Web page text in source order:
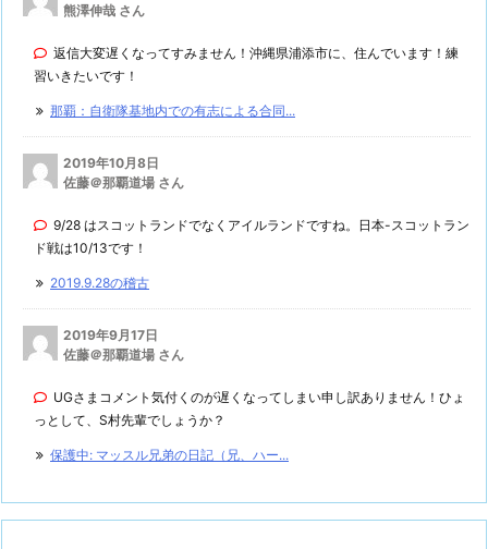
熊澤伸哉 さん
返信大変遅くなってすみません！沖縄県浦添市に、住んでいます！練
習いきたいです！
那覇：自衛隊基地内での有志による合同...
2019年10月8日
佐藤＠那覇道場 さん
9/28 はスコットランドでなくアイルランドですね。日本-スコットラン
ド戦は10/13です！
2019.9.28の稽古
2019年9月17日
佐藤＠那覇道場 さん
UGさまコメント気付くのが遅くなってしまい申し訳ありません！ひょ
っとして、S村先輩でしょうか？
保護中: マッスル兄弟の日記（兄、ハー...